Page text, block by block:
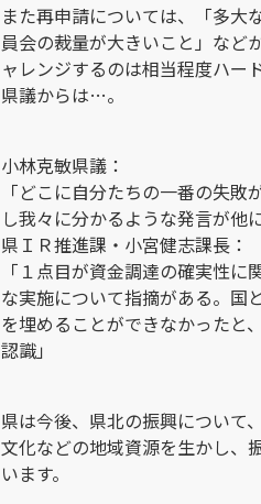
また再申請については、「多大
員会の裁量が大きいこと」など
ャレンジするのは相当程度ハー
県議からは…。
小林克敏県議：
「どこに自分たちの一番の失
し我々に分かるような発言が他
県ＩＲ推進課・小宮健志課長：
「１点目が資金調達の確実性
な実施について指摘がある。国
を埋めることができなかったと
認識」
県は今後、県北の振興について
文化などの地域資源を生かし、
います。